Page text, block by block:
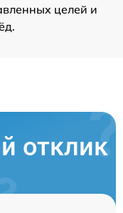
целей и
отклик